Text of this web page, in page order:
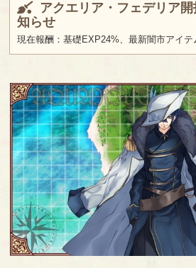
アクエリア・フェデリア
知らせ
現在報酬：基礎EXP24%、最新闇市アイテ